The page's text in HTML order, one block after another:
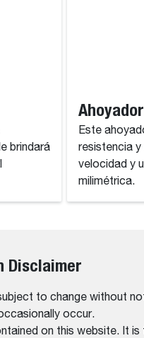
brindará
Este
resistencia
velocidad y
milimétrica.
Disclaimer
to change without
occur.
on this website. It